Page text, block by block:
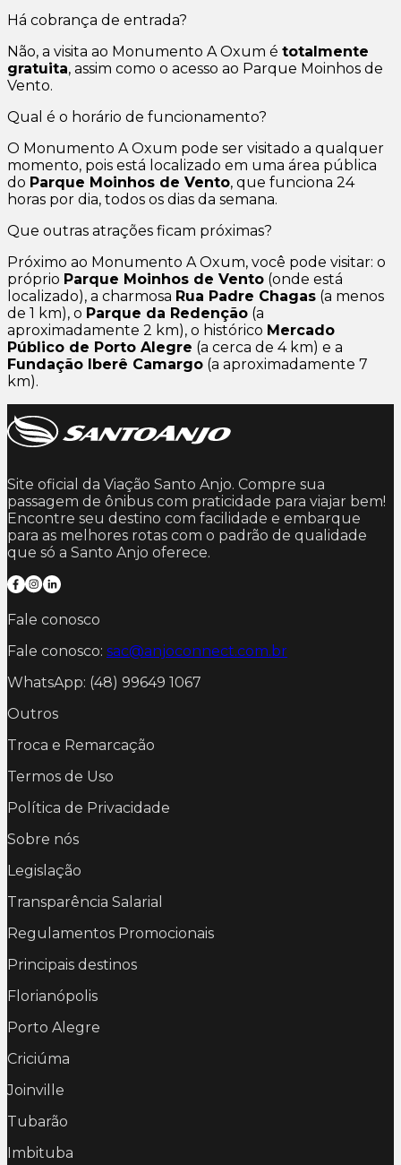
Há cobrança de entrada?
Não, a visita ao Monumento A Oxum é totalmente
gratuita, assim como o acesso ao Parque Moinhos de
Vento.
Qual é o horário de funcionamento?
O Monumento A Oxum pode ser visitado a qualquer
momento, pois está localizado em uma área pública
do Parque Moinhos de Vento, que funciona 24
horas por dia, todos os dias da semana.
Que outras atrações ficam próximas?
Próximo ao Monumento A Oxum, você pode visitar: o
próprio Parque Moinhos de Vento (onde está
localizado), a charmosa Rua Padre Chagas (a menos
de 1 km), o Parque da Redenção (a
aproximadamente 2 km), o histórico Mercado
Público de Porto Alegre (a cerca de 4 km) e a
Fundação Iberê Camargo (a aproximadamente 7
km).
Site oficial da Viação Santo Anjo. Compre sua
passagem de ônibus com praticidade para viajar bem!
Encontre seu destino com facilidade e embarque
para as melhores rotas com o padrão de qualidade
que só a Santo Anjo oferece.
Fale conosco
Fale conosco: sac@anjoconnect.com.br
WhatsApp: (48) 99649 1067
Outros
Troca e Remarcação
Termos de Uso
Política de Privacidade
Sobre nós
Legislação
Transparência Salarial
Regulamentos Promocionais
Principais destinos
Florianópolis
Porto Alegre
Criciúma
Joinville
Tubarão
Imbituba